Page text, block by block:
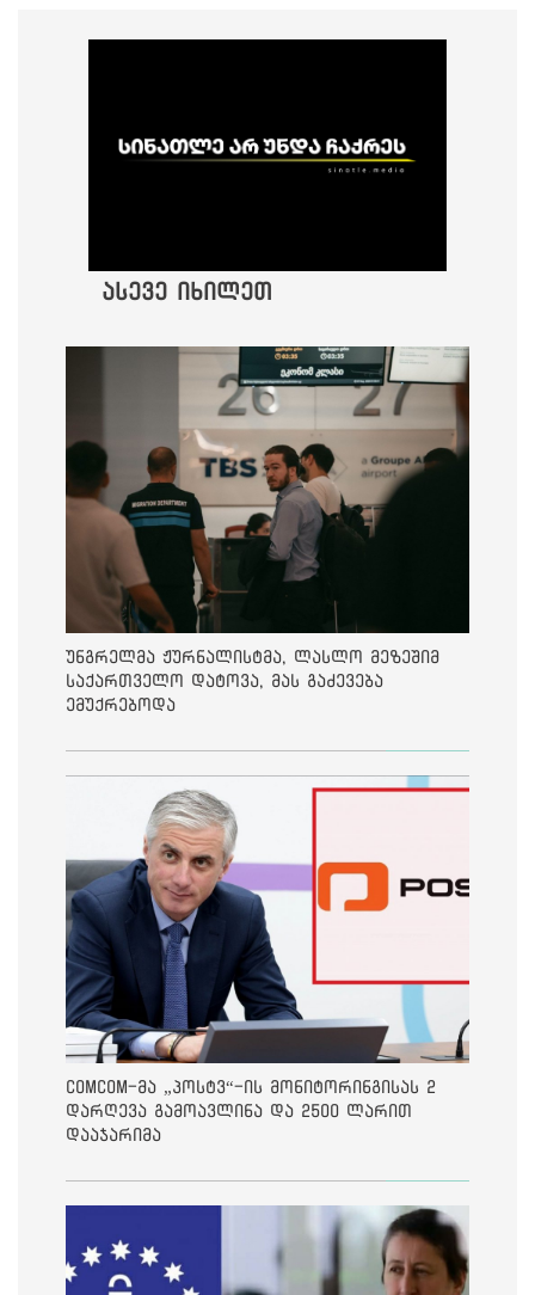
ასევე იხილეთ
უნგრელმა ჟურნალისტმა, ლასლო მეზეშიმ
საქართველო დატოვა, მას გაძევება
ემუქრებოდა
ComCom-მა „პოსტვ“-ის მონიტორინგისას 2
დარღევა გამოავლინა და 2500 ლარით
დააჯარიმა